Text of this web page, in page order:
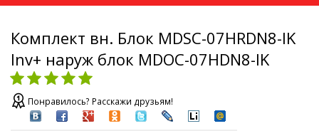
Комплект вн. Блок MDSC-07HRDN8-IK
Inv+ наруж блок MDOC-07HDN8-IK
Понравилось? Расскажи друзьям!